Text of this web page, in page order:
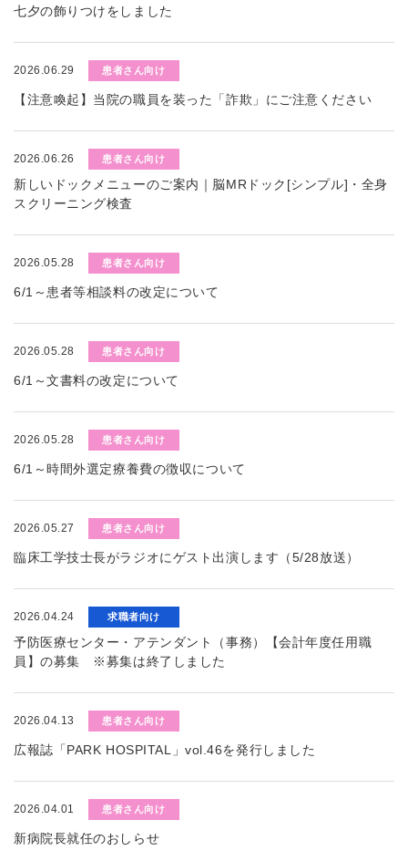
七夕の飾りつけをしました
2026.06.29 患者さん向け
【注意喚起】当院の職員を装った「詐欺」にご注意ください
2026.06.26 患者さん向け
新しいドックメニューのご案内｜脳MRドック[シンプル]・全身
スクリーニング検査
2026.05.28 患者さん向け
6/1～患者等相談料の改定について
2026.05.28 患者さん向け
6/1～文書料の改定について
2026.05.28 患者さん向け
6/1～時間外選定療養費の徴収について
2026.05.27 患者さん向け
臨床工学技士長がラジオにゲスト出演します（5/28放送）
2026.04.24 求職者向け
予防医療センター・アテンダント（事務）【会計年度任用職
員】の募集 ※募集は終了しました
2026.04.13 患者さん向け
広報誌「PARK HOSPITAL」vol.46を発行しました
2026.04.01 患者さん向け
新病院長就任のおしらせ